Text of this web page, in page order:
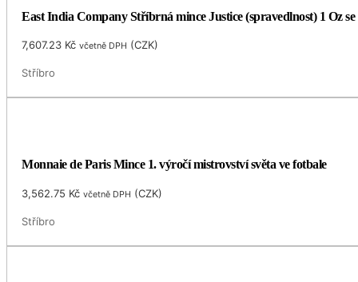
East India Company Stříbrná mince Justice (spravedlnost) 1 Oz
7,607.23 Kč včetně DPH (CZK)
Stříbro
Monnaie de Paris Mince 1. výročí mistrovství světa ve fotbale
3,562.75 Kč včetně DPH (CZK)
Stříbro